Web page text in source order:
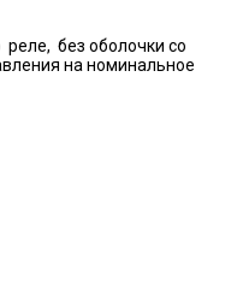
без оболочки со
на номинальное